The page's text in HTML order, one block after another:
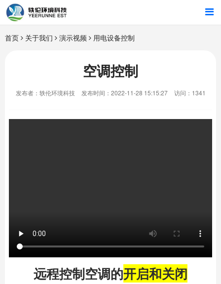
首页
智能硬件
首页 关于我们 演示视频 用电设备控制
空调控制
发布者：轶伦环境科技 发布时间：2022-11-28 15:15:27 访问：1341
远程控制空调的开启和关闭